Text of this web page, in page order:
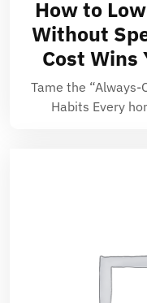
How to
Without
Cost Wins
Tame the “Always-
Habits Every